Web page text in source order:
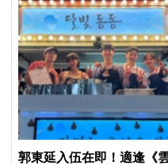
郭東延入伍在即！適逢《